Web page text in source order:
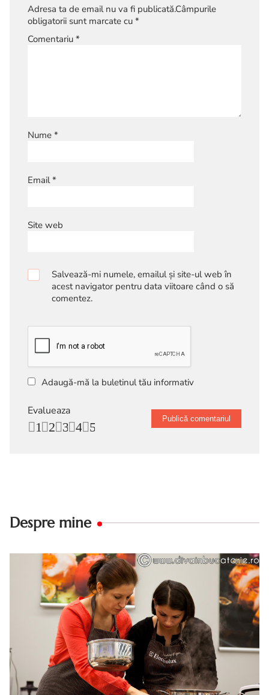
Adresa ta de email nu va fi publicată.Câmpurile
obligatorii sunt marcate cu *
Comentariu *
Nume *
Email*
Site web
Salvează-mi numele, emailul și site-ul web în
acest navigator pentru data viitoare când o să
comentez.
Adaugă-mă la buletinul tău informativ
Evalueaza
5
4
3
2
1
Despre mine